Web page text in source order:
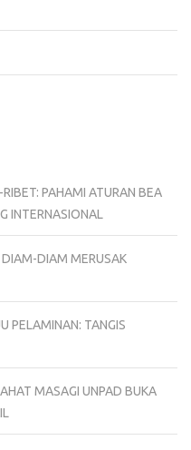
PAHAMI ATURAN BEA
INTERNASIONAL
DIAM-DIAM MERUSAK
PELAMINAN: TANGIS
MASAGI UNPAD BUKA